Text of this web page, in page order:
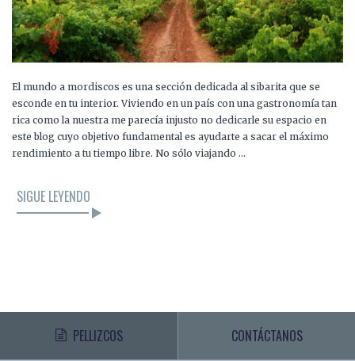
El mundo a mordiscos es una sección dedicada al sibarita que se
esconde en tu interior. Viviendo en un país con una gastronomía tan
rica como la nuestra me parecía injusto no dedicarle su espacio en
este blog cuyo objetivo fundamental es ayudarte a sacar el máximo
rendimiento a tu tiempo libre. No sólo viajando …
SIGUE LEYENDO
PELLIZCOS CONTÁCTANOS